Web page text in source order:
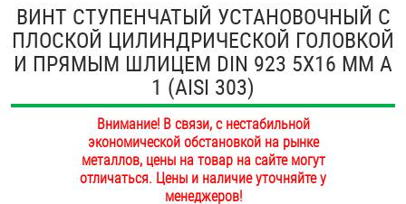
ОПЛАТА И ДОСТАВКА
Болты и винты
Втулки
Дюбели
Дюймовый крепёж
ВИНТ СТУПЕНЧАТЫЙ УСТАНОВОЧНЫЙ С
ПЛОСКОЙ ЦИЛИНДРИЧЕСКОЙ ГОЛОВКОЙ
И ПРЯМЫМ ШЛИЦЕМ DIN 923 5Х16 ММ А
1 (AISI 303)
Внимание! В связи, с нестабильной
экономической обстановкой на рынке
металлов, цены на товар на сайте могут
отличаться. Цены и наличие уточняйте у
менеджеров!